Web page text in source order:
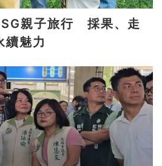
親子旅行 採果、走
續魅力